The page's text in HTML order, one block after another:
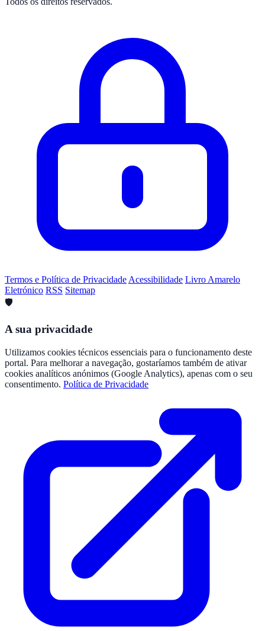
Termos e Política de Privacidade Acessibilidade Livro Amarelo
Eletrónico RSS Sitemap
🛡️
A sua privacidade
Utilizamos cookies técnicos essenciais para o funcionamento deste
portal. Para melhorar a navegação, gostaríamos também de ativar
cookies analíticos anónimos (Google Analytics), apenas com o seu
consentimento. Política de Privacidade